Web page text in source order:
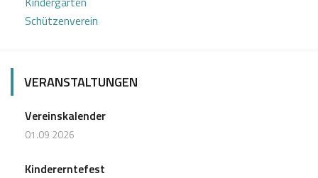
Schützenverein
VERANSTALTUNGEN
Vereinskalender
01.09 2026
Kindererntefest